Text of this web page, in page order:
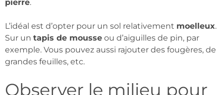
pierre.
L’idéal est d’opter pour un sol relativement moelleux.
Sur un tapis de mousse ou d’aiguilles de pin, par
exemple. Vous pouvez aussi rajouter des fougères, de
grandes feuilles, etc.
Observer le milieu pour